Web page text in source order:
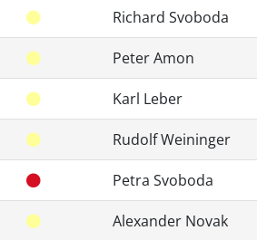
Richard Svoboda
Peter Amon
Karl Leber
Rudolf Weininger
Petra Svoboda
Alexander Novak